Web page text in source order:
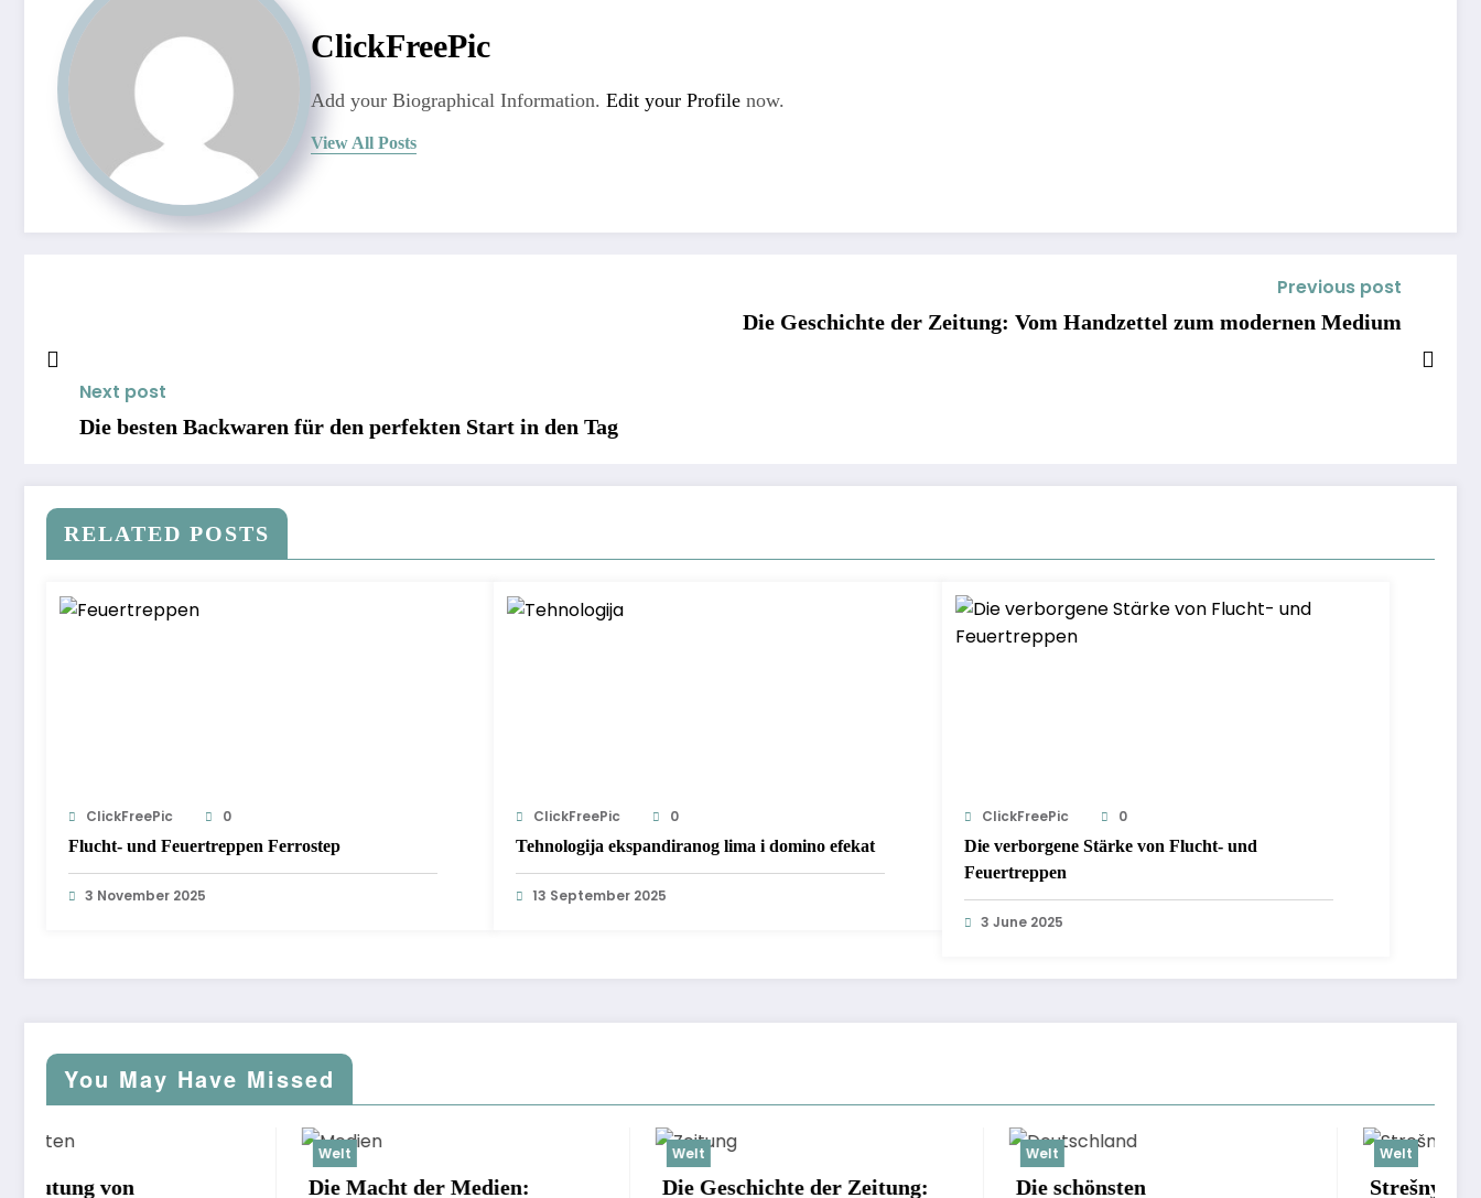
ClickFreePic
Add your Biographical Information. Edit your Profile now.
View All Posts
Previous post
Die Geschichte der Zeitung: Vom Handzettel zum modernen Medium
Next post
Die besten Backwaren für den perfekten Start in den Tag
RELATED POSTS
ClickFreePic
0
Flucht- und Feuertreppen Ferrostep
3 November 2025
ClickFreePic
0
Tehnologija ekspandiranog lima i domino efekat
13 September 2025
ClickFreePic
0
Die verborgene Stärke von Flucht- und
Feuertreppen
3 June 2025
You May Have Missed
Die Macht der Medien: Die Geschichte der Zeitung: Die schönsten